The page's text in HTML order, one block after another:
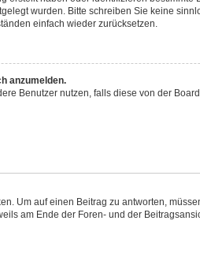
wurden. Bitte schreiben Sie keine
einfach wieder zurücksetzen.
anzumelden.
Benutzer nutzen, falls diese von der
Um auf einen Beitrag zu antworten,
am Ende der Foren- und der